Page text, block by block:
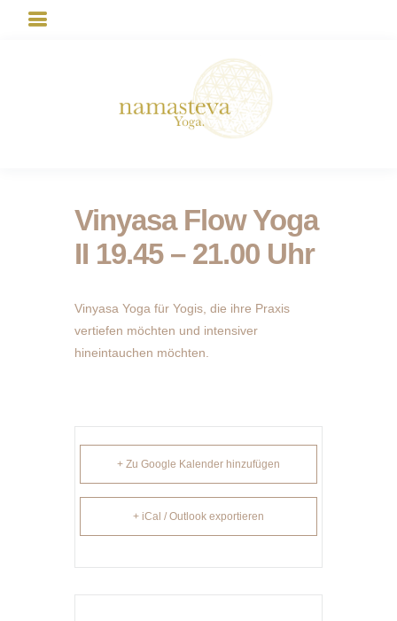
Vinyasa Flow Yoga
II 19.45 – 21.00 Uhr
Vinyasa Yoga für Yogis, die ihre Praxis
vertiefen möchten und intensiver
hineintauchen möchten.
+ Zu Google Kalender hinzufügen
+ iCal / Outlook exportieren